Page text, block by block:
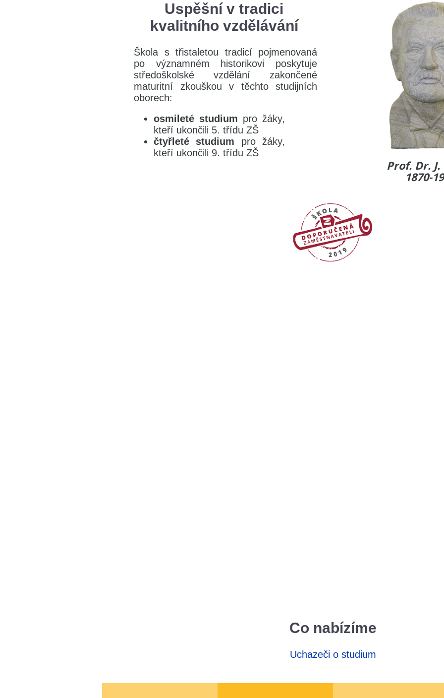
Uspěšní v tradici
kvalitního vzdělávání
Škola s třistaletou tradicí pojmenovaná
po významném historikovi poskytuje
středoškolské vzdělání zakončené
maturitní zkouškou v těchto studijních
oborech:
osmileté studium pro žáky,
kteří ukončili 5. třídu ZŠ
čtyřleté studium pro žáky,
kteří ukončili 9. třídu ZŠ
Prof. Dr.
1870-
Co nabízíme
Uchazeči o studium